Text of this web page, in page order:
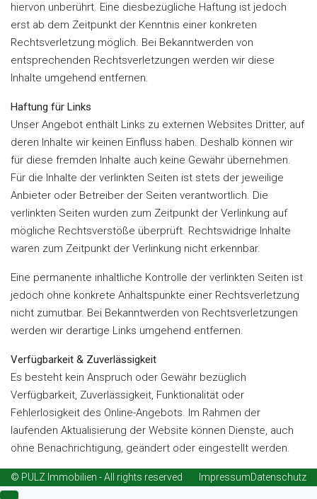
hiervon unberührt. Eine diesbezügliche Haftung ist jedoch
erst ab dem Zeitpunkt der Kenntnis einer konkreten
Rechtsverletzung möglich. Bei Bekanntwerden von
entsprechenden Rechtsverletzungen werden wir diese
Inhalte umgehend entfernen.
Haftung für Links
Unser Angebot enthält Links zu externen Websites Dritter, auf
deren Inhalte wir keinen Einfluss haben. Deshalb können wir
für diese fremden Inhalte auch keine Gewähr übernehmen.
Für die Inhalte der verlinkten Seiten ist stets der jeweilige
Anbieter oder Betreiber der Seiten verantwortlich. Die
verlinkten Seiten wurden zum Zeitpunkt der Verlinkung auf
mögliche Rechtsverstöße überprüft. Rechtswidrige Inhalte
waren zum Zeitpunkt der Verlinkung nicht erkennbar.
Eine permanente inhaltliche Kontrolle der verlinkten Seiten ist
jedoch ohne konkrete Anhaltspunkte einer Rechtsverletzung
nicht zumutbar. Bei Bekanntwerden von Rechtsverletzungen
werden wir derartige Links umgehend entfernen.
Verfügbarkeit & Zuverlässigkeit
Es besteht kein Anspruch oder Gewähr bezüglich
Verfügbarkeit, Zuverlässigkeit, Funktionalität oder
Fehlerlosigkeit des Online-Angebots. Im Rahmen der
laufenden Aktualisierung der Website können Dienste, auch
ohne Benachrichtigung, geändert oder eingestellt werden.
© PULZ Immobilien - All rights reserved ImpressumDatenschutz